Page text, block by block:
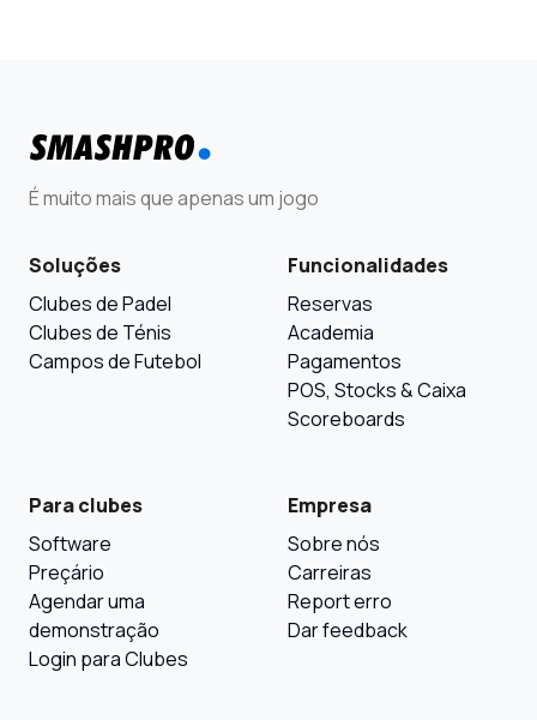
É muito mais que apenas um jogo
Soluções
Clubes de Padel
Clubes de Ténis
Campos de Futebol
Funcionalidades
Reservas
Academia
Pagamentos
POS, Stocks & Caixa
Scoreboards
Para clubes
Software
Preçário
Agendar uma
demonstração
Login para Clubes
Empresa
Sobre nós
Carreiras
Report erro
Dar feedback